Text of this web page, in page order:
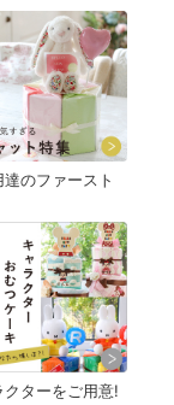
のファースト
ターをご用意!